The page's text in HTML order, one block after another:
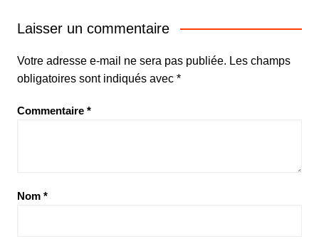
Laisser un commentaire
Votre adresse e-mail ne sera pas publiée. Les champs
obligatoires sont indiqués avec *
Commentaire *
Nom *